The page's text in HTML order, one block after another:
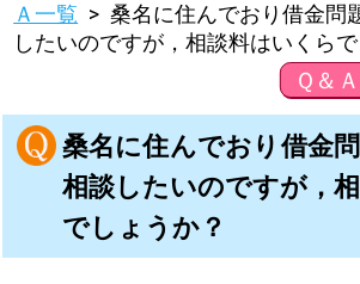
Ａ一覧
桑名に住んでおり借金問
したいのですが，相談料はいくら
Ｑ＆
桑名に住んでおり借金
相談したいのですが，
でしょうか？